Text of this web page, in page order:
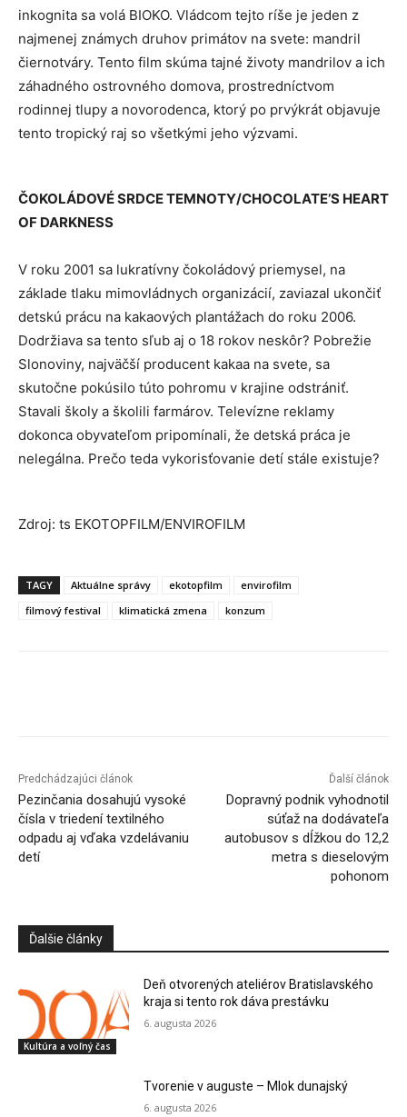
inkognita sa volá BIOKO. Vládcom tejto ríše je jeden z
najmenej známych druhov primátov na svete: mandril
čiernotváry. Tento film skúma tajné životy mandrilov a ich
záhadného ostrovného domova, prostredníctvom
rodinnej tlupy a novorodenca, ktorý po prvýkrát objavuje
tento tropický raj so všetkými jeho výzvami.
ČOKOLÁDOVÉ SRDCE TEMNOTY/CHOCOLATE’S HEART
OF DARKNESS
V roku 2001 sa lukratívny čokoládový priemysel, na
základe tlaku mimovládnych organizácií, zaviazal ukončiť
detskú prácu na kakaových plantážach do roku 2006.
Dodržiava sa tento sľub aj o 18 rokov neskôr? Pobrežie
Slonoviny, najväčší producent kakaa na svete, sa
skutočne pokúsilo túto pohromu v krajine odstrániť.
Stavali školy a školili farmárov. Televízne reklamy
dokonca obyvateľom pripomínali, že detská práca je
nelegálna. Prečo teda vykorisťovanie detí stále existuje?
Zdroj: ts EKOTOPFILM/ENVIROFILM
TAGY Aktuálne správy ekotopfilm
envirofilm
filmový festival
klimatická zmena konzum
Predchádzajúci článok
Pezinčania dosahujú vysoké
čísla v triedení textilného
odpadu aj vďaka vzdelávaniu
detí
Ďalší článok
Dopravný podnik vyhodnotil
súťaž na dodávateľa
autobusov s dĺžkou do 12,2
metra s dieselovým
pohonom
Ďalšie články
Kultúra a voľný čas
Deň otvorených ateliérov Bratislavského
kraja si tento rok dáva prestávku
6. augusta 2026
Tvorenie v auguste – Mlok dunajský
6. augusta 2026